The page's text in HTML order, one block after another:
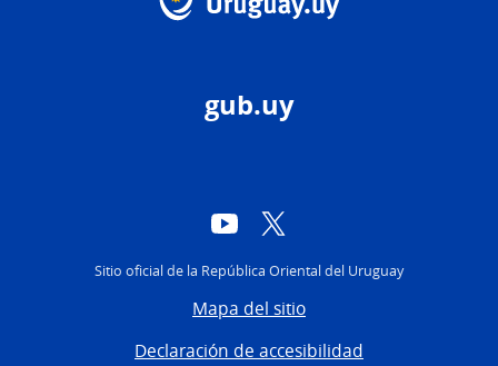
gub.uy
YouTube
Sitio oficial de la República Oriental del Uruguay
Mapa del sitio
Declaración de accesibilidad